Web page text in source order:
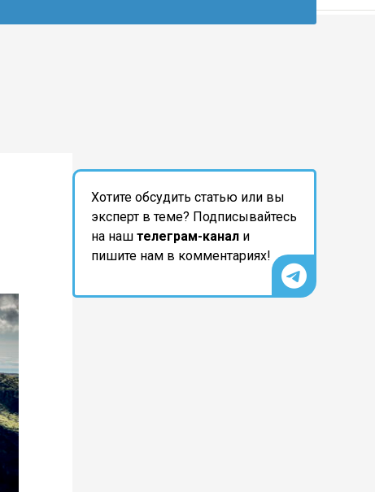
Хотите обсудить статью или вы
эксперт в теме? Подписывайтесь
на наш телеграм-канал и
пишите нам в комментариях!